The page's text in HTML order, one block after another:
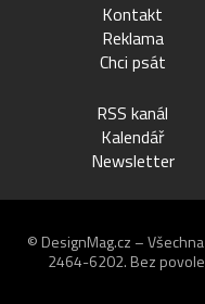
Kontakt
Reklama
Chci psát
RSS kanál
Kalendář
Newsletter
© DesignMag.cz –
2464-6202. Bez